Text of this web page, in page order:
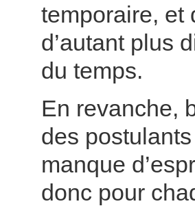
temporaire, et
d’autant plus
du temps.
En revanche,
des
manque
donc pour